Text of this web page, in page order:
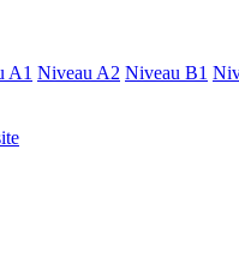
A1 Niveau A2 Niveau B1